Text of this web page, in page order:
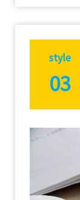
style
03